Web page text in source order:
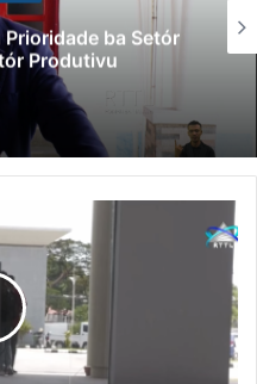
ba Setór
Produtivu